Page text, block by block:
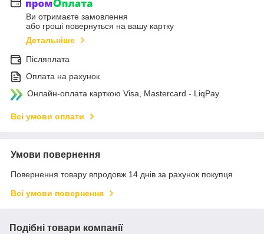
Ви отримаєте замовлення
або гроші повернуться на вашу картку
Детальніше
Післяплата
Оплата на рахунок
Онлайн-оплата карткою Visa, Mastercard - LiqPay
Всі умови оплати
Умови повернення
Повернення товару впродовж 14 днів за рахунок покупця
Всі умови повернення
Подібні товари компанії